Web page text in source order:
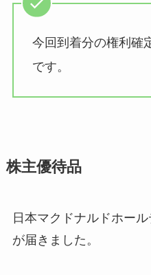
今回到着分の権利確
です。
株主優待品
日本マクドナルドホー
が届きました。